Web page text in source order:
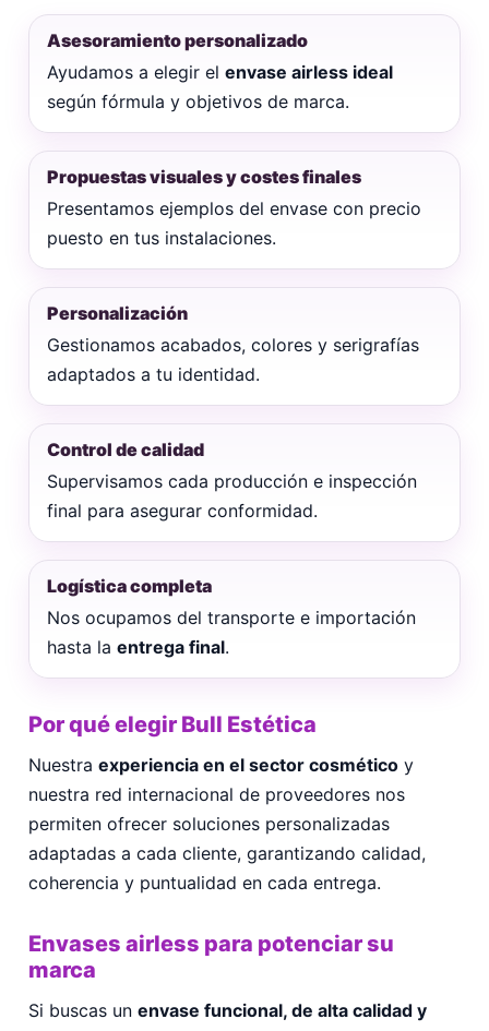
Asesoramiento personalizado
Ayudamos a elegir el envase airless ideal
según fórmula y objetivos de marca.
Propuestas visuales y costes finales
Presentamos ejemplos del envase con precio
puesto en tus instalaciones.
Personalización
Gestionamos acabados, colores y serigrafías
adaptados a tu identidad.
Control de calidad
Supervisamos cada producción e inspección
final para asegurar conformidad.
Logística completa
Nos ocupamos del transporte e importación
hasta la entrega final.
Por qué elegir Bull Estética
Nuestra experiencia en el sector cosmético y
nuestra red internacional de proveedores nos
permiten ofrecer soluciones personalizadas
adaptadas a cada cliente, garantizando calidad,
coherencia y puntualidad en cada entrega.
Envases airless para potenciar su
marca
Si buscas un envase funcional, de alta calidad y